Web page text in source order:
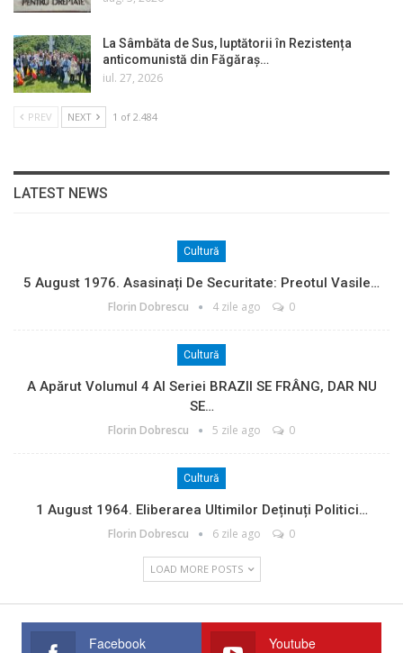
La Sâmbăta de Sus, luptătorii în Rezistența
anticomunistă din Făgăraș…
iul. 27, 2026
PREV NEXT 1 of 2.484
LATEST NEWS
Cultură
5 August 1976. Asasinați De Securitate: Preotul Vasile…
Florin Dobrescu 4 zile ago 0
Cultură
A Apărut Volumul 4 Al Seriei BRAZII SE FRÂNG, DAR NU
SE…
Florin Dobrescu 5 zile ago 0
Cultură
1 August 1964. Eliberarea Ultimilor Deținuți Politici…
Florin Dobrescu 6 zile ago 0
LOAD MORE POSTS
Facebook Youtube